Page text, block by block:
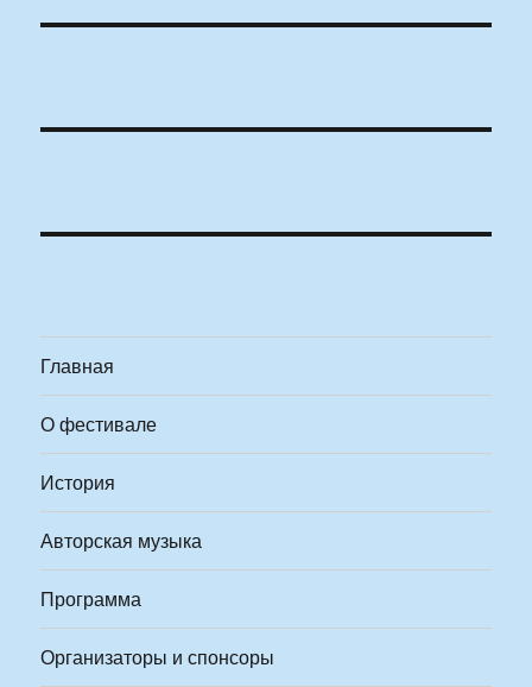
Главная
О фестивале
История
Авторская музыка
Программа
Организаторы и спонсоры